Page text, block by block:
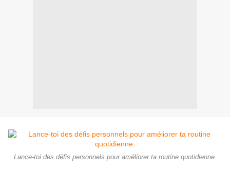
Lance-toi des défis personnels pour améliorer ta routine quotidienne.